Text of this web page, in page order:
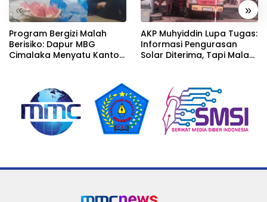
« »
Program Bergizi Malah
Berisiko: Dapur MBG
Cimalaka Menyatu Kantor
AKP Muhyiddin Lupa Tugas:
Informasi Pengurasan
Solar Diterima, Tapi Malah